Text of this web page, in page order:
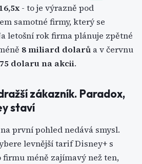
16,5x - to je výrazně pod
samotné firmy, který se
letošní rok firma plánuje zpětné
8 miliard dolarů a v červnu
dolaru na akcii.
zákazník. Paradox,
staví
první pohled nedává smysl.
levnější tarif Disney+ s
méně zajímavý než ten,